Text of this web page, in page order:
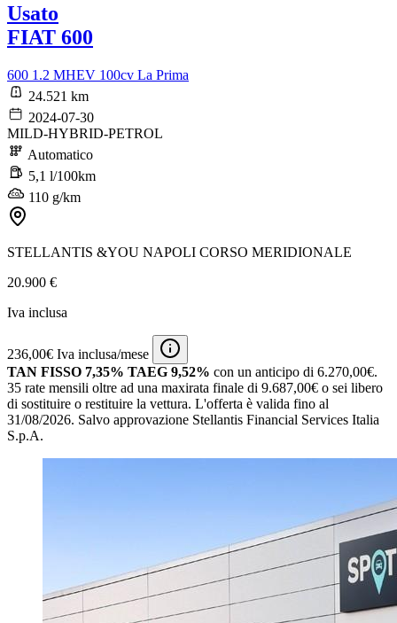
Usato
FIAT 600
600 1.2 MHEV 100cv La Prima
24.521 km
2024-07-30
MILD-HYBRID-PETROL
Automatico
5,1 l/100km
110 g/km
STELLANTIS &YOU NAPOLI CORSO MERIDIONALE
20.900 €
Iva inclusa
236,00€ Iva inclusa/mese
TAN FISSO 7,35% TAEG 9,52% con un anticipo di 6.270,00€.
35 rate mensili oltre ad una maxirata finale di 9.687,00€ o sei libero
di sostituire o restituire la vettura. L'offerta è valida fino al
31/08/2026. Salvo approvazione Stellantis Financial Services Italia
S.p.A.